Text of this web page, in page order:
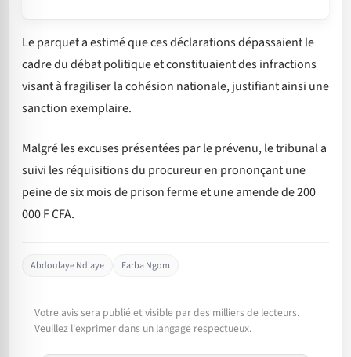
Le parquet a estimé que ces déclarations dépassaient le
cadre du débat politique et constituaient des infractions
visant à fragiliser la cohésion nationale, justifiant ainsi une
sanction exemplaire.
Malgré les excuses présentées par le prévenu, le tribunal a
suivi les réquisitions du procureur en prononçant une
peine de six mois de prison ferme et une amende de 200
000 F CFA.
Abdoulaye Ndiaye Farba Ngom
Votre avis sera publié et visible par des milliers de lecteurs.
Veuillez l'exprimer dans un langage respectueux.